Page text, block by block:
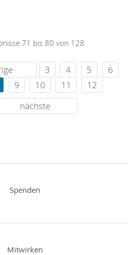
71 bis 80 von 128
3 4 5
6
9 10 11
12
nächste
Spenden
Mitwirken